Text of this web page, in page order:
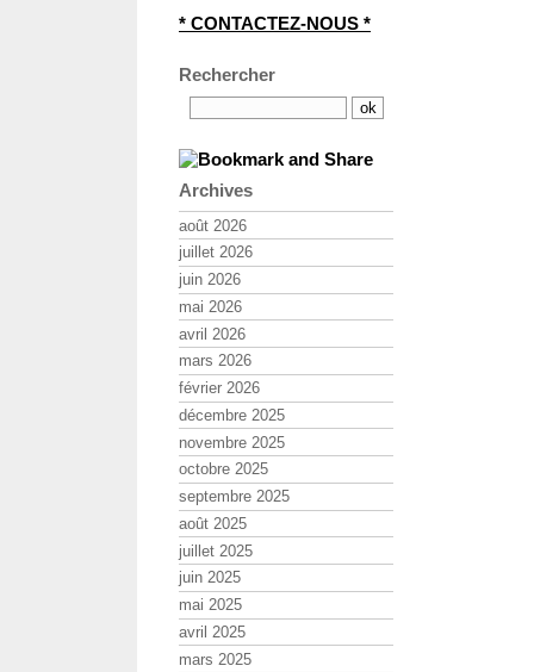
* CONTACTEZ-NOUS *
Rechercher
Archives
août 2026
juillet 2026
juin 2026
mai 2026
avril 2026
mars 2026
février 2026
décembre 2025
novembre 2025
octobre 2025
septembre 2025
août 2025
juillet 2025
juin 2025
mai 2025
avril 2025
mars 2025